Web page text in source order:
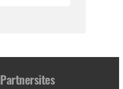
Partnersites